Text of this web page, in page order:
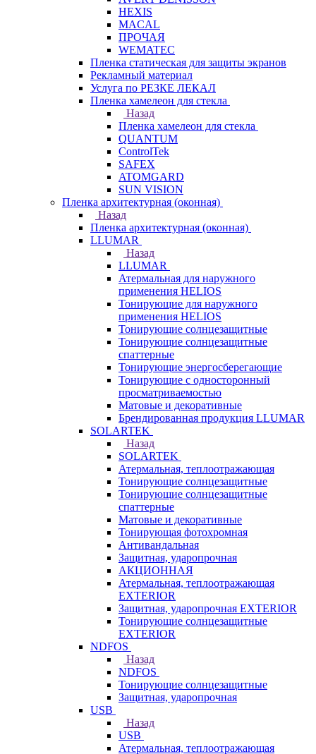
HEXIS
MACAL
ПРОЧАЯ
WEMATEC
Пленка статическая для защиты экранов
Рекламный материал
Услуга по РЕЗКЕ ЛЕКАЛ
Пленка хамелеон для стекла
Назад
Пленка хамелеон для стекла
QUANTUM
ControlTek
SAFEX
ATOMGARD
SUN VISION
Пленка архитектурная (оконная)
Назад
Пленка архитектурная (оконная)
LLUMAR
Назад
LLUMAR
Атермальная для наружного
применения HELIOS
Тонирующие для наружного
применения HELIOS
Тонирующие солнцезащитные
Тонирующие солнцезащитные
спаттерные
Тонирующие энергосберегающие
Тонирующие с односторонный
просматриваемостью
Матовые и декоративные
Брендированная продукция LLUMAR
SOLARTEK
Назад
SOLARTEK
Атермальная, теплоотражающая
Тонирующие солнцезащитные
Тонирующие солнцезащитные
спаттерные
Матовые и декоративные
Тонирующая фотохромная
Антивандальная
Защитная, ударопрочная
АКЦИОННАЯ
Атермальная, теплоотражающая
EXTERIOR
Защитная, ударопрочная EXTERIOR
Тонирующие солнцезащитные
EXTERIOR
NDFOS
Назад
NDFOS
Тонирующие солнцезащитные
Защитная, ударопрочная
USB
Назад
USB
Атермальная, теплоотражающая